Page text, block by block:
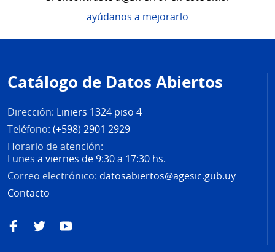
ayúdanos a mejorarlo
de
página
Catálogo de Datos Abiertos
Dirección: Liniers 1324 piso 4
Teléfono: (+598) 2901 2929
Horario de atención:
Lunes a viernes de 9:30 a 17:30 hs.
Correo electrónico: datosabiertos@agesic.gub.uy
Contacto
FacebookTwitterYouTube